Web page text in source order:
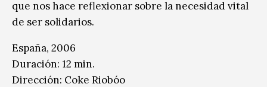
que nos hace reflexionar sobre la necesidad vital
de ser solidarios.
España, 2006
Duración: 12 min.
Dirección: Coke Riobóo